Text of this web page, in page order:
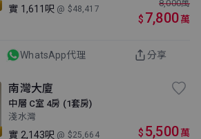
實 1,611呎 @ $48,417
8,000萬
$ 7,800萬
WhatsApp代理 分享
南灣大廈
中層 C室 4房 (1套房)
淺水灣
實 2,143呎 @ $25,664 $ 5,500萬